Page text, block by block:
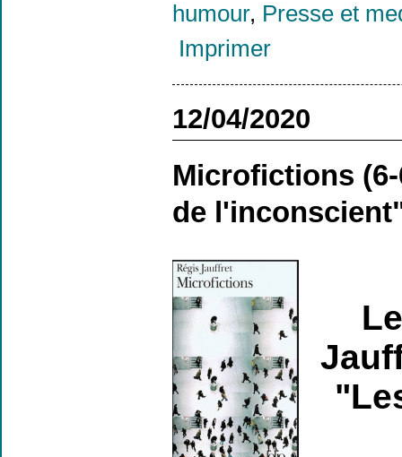
humour, Presse et
Imprimer
12/04/2020
Microfictions
de